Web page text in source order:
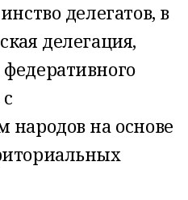
делегатов, в
делегация,
народов на основе